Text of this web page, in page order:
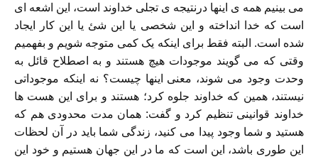
می بینیم همه ی اینها درنتیجه ی تجلی خداوند است، این اشعه ای
است که خدا انداخته و این شخصی یا این شئ یا این کار ایجاد
شده است. البته فقط برای اینکه یک کمی متوجه شویم و بفهمیم
وقتی که می گویند موجودات هیچ هستند و به اصطلاح قائل به
وحدت وجود می شوند، معنی اینها چیست؟ نه اینکه موجوداتی
نیستند، همین که خداوند جلوه کرد؛ هستند و برای این هست ها
خداوند قوانینی تنظیم کرد و گفت: همان مدت محدودی هم که
هستید و شما وجود پیدا می کنید، زندگی شما باید در آن لحظات
این طوری باشد، این است که ما در این جهان هستیم و خود این